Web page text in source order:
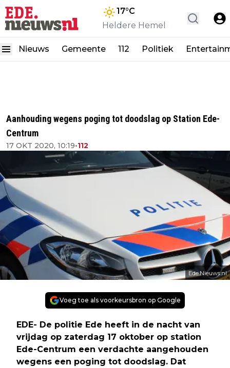
17°C
Heldere Hemel
Nieuws Gemeente 112 Politiek
Aanhouding wegens poging tot doodslag op Station Ede-
Centrum
17 OKT 2020, 10:19•112
Ede.Nieuws.nl
Voeg toe als voorkeursbron op Google
EDE- De politie Ede heeft in de nacht van
vrijdag op zaterdag 17 oktober op station
Ede-Centrum een verdachte aangehouden
wegens een poging tot doodslag. Dat